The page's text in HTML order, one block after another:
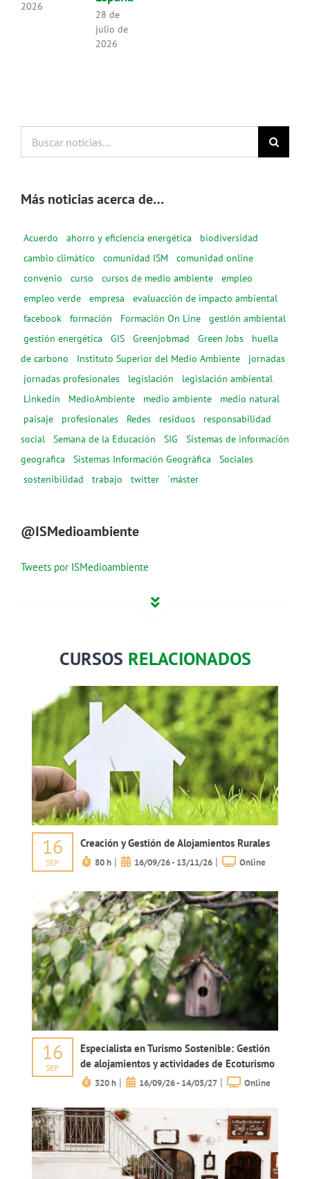
2026
28 de
julio de
2026
noticias...
Más noticias acerca de…
Acuerdo ahorro y eficiencia energética
biodiversidad
cambio climático
comunidad ISM
comunidad online
convenio
curso cursos de medio ambiente
empleo
empleo verde
empresa
evaluacción de impacto ambiental
facebook
formación Formación On Line
gestión ambiental
gestión energética
GIS Greenjobmad Green Jobs
huella
de carbono
Instituto Superior del Medio Ambiente
jornadas
jornadas profesionales
legislación
legislación ambiental
Linkedin
MedioAmbiente medio ambiente
medio natural
paisaje
profesionales Redes residuos
responsabilidad
social
Semana de la Educación SIG
Sistemas de información
geografica
Sistemas Información Geográfica
Sociales
sostenibilidad
trabajo twitter ´máster
@ISMedioambiente
Tweets por ISMedioambiente
CURSOS RELACIONADOS
16
SEP
Creación y Gestión de Alojamientos Rurales
80 h| 16/09/26 - 13/11/26| Online
16
SEP
Especialista en Turismo Sostenible: Gestión
de alojamientos y actividades de Ecoturismo
320 h| 16/09/26 - 14/05/27| Online